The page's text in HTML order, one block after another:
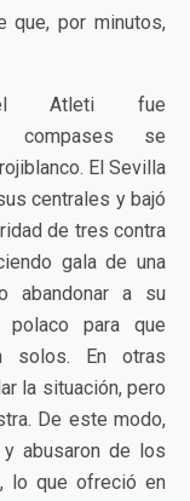
que, por minutos,
del Atleti fue
compases se
El Sevilla
centrales y bajó
de tres contra
gala de una
abandonar a su
para que
solos. En otras
la situación, pero
De este modo,
abusaron de los
lo que ofreció en